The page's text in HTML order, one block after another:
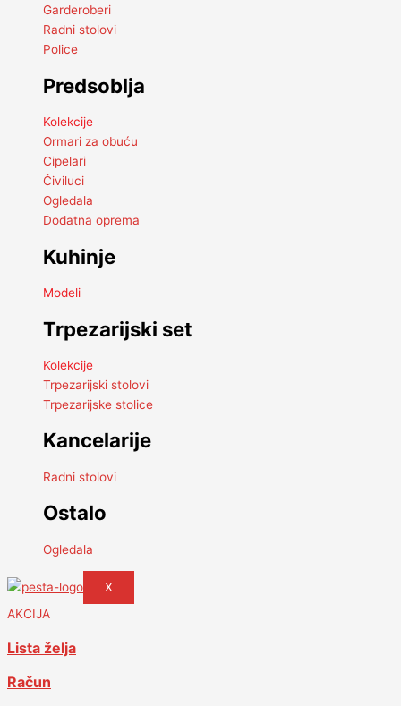
Garderoberi
Radni stolovi
Police
Predsoblja
Kolekcije
Ormari za obuću
Cipelari
Čiviluci
Ogledala
Dodatna oprema
Kuhinje
Modeli
Trpezarijski set
Kolekcije
Trpezarijski stolovi
Trpezarijske stolice
Kancelarije
Radni stolovi
Ostalo
Ogledala
X
AKCIJA
Lista želja
Račun